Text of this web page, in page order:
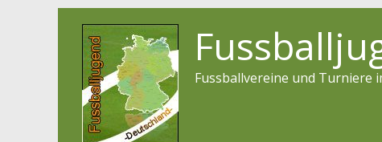
Fussballvereine und Turniere